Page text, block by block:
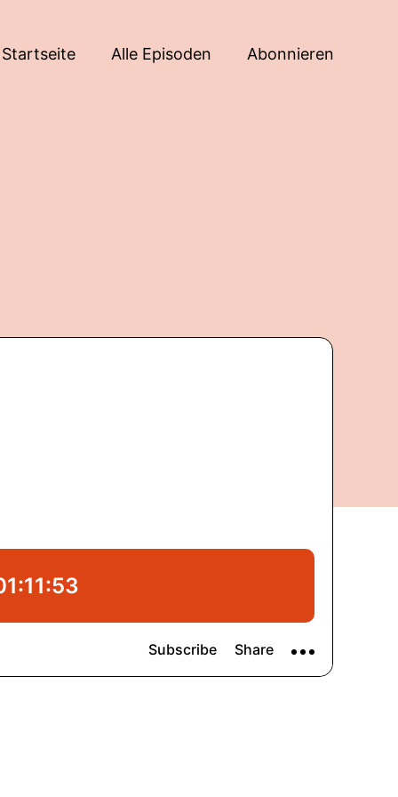
Startseite Alle Episoden Abonnieren